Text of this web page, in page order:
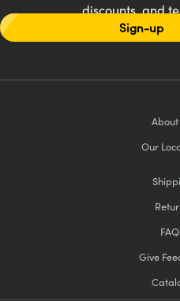
discounts, and
Sign-up
About
Our
Give